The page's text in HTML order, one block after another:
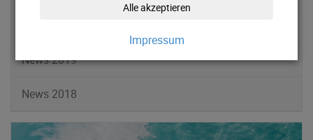
News 2019
News 2018
Alle akzeptieren
Impressum